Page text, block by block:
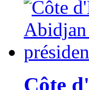
Côte